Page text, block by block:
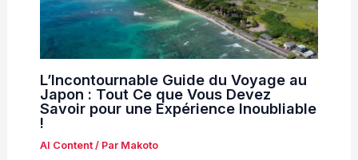
L’Incontournable Guide du Voyage au
Japon : Tout Ce que Vous Devez
Savoir pour une Expérience Inoubliable
!
AI Content/ Par Makoto